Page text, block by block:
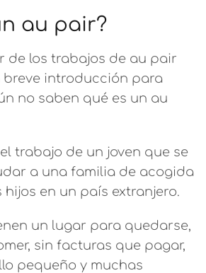
au pair?
de los trabajos de au pair
breve introducción para
no saben qué es un au
trabajo de un joven que se
a una familia de acogida
en un país extranjero.
un lugar para quedarse,
sin facturas que pagar,
pequeño y muchas